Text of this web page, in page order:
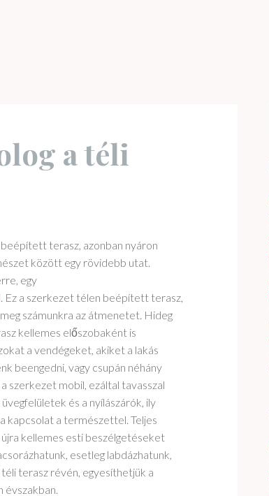
a téli
terasz, azonban nyáron
között egy rövidebb utat.
egy
. Ez a szerkezet télen beépített terasz,
számunkra az átmenetet. Hideg
kellemes előszobaként is
a vendégeket, akiket a lakás
beengedni, vagy csupán néhány
szerkezet mobil, ezáltal tavasszal
és a nyílászárók, ily
kapcsolat a természettel. Teljes
kellemes esti beszélgetéseket
esetleg labdázhatunk,
terasz révén, egyesíthetjük a
évszakban.